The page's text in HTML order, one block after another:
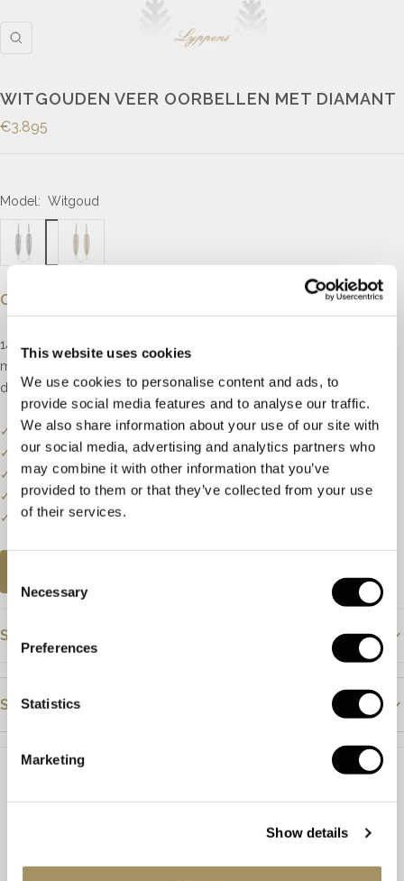
This website uses cookies
We use cookies to personalise content and ads, to
provide social media features and to analyse our traffic.
We also share information about your use of our site with
our social media, advertising and analytics partners who
may combine it with other information that you’ve
provided to them or that they’ve collected from your use
of their services.
Selection
Necessary
Preferences
Statistics
Marketing
Show details
WITGOUDEN VEER OORBELLEN MET DIAMANT
€3.895
Model: Witgoud
Omschrijving
14kt witgouden veer oorringen gezet met briljant geslepen diamant
met daaronder een flexibele veer gezet met briljant geslepen
diamant met een totaalgewicht van 1.10ct, kleur H, zuiverheid Si.
✓
Onze website dient als online etalage.
✓
Bel of mail ons voor de actuele voorraadstatus.
✓
Prijzen kunnen onderhevig zijn aan veranderingen.
✓
Een klein deel van onze collectie staat online.
✓
Bezoek onze winkel voor de volledige collectie.
Specificaties
Steensoort
69333
Steendetails
Briljant
Zuiverheid Si